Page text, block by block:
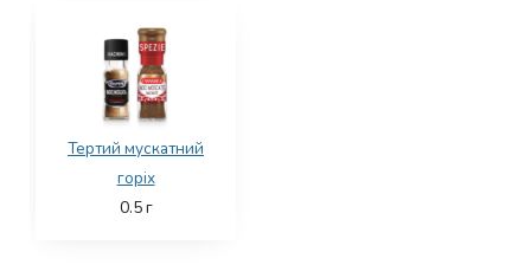
Тертий мускатний
горіх
0.5г